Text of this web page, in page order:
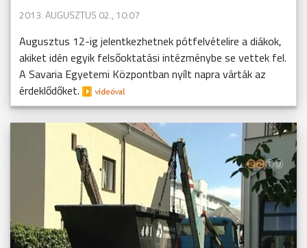
2013. AUGUSZTUS 02., 10:07
Augusztus 12-ig jelentkezhetnek pótfelvételire a diákok,
akiket idén egyik felsőoktatási intézménybe se vettek fel.
A Savaria Egyetemi Központban nyílt napra várták az
érdeklődőket.